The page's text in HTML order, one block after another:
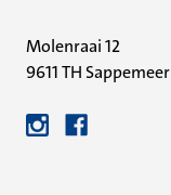
Molenraai 12
9611 TH Sappemeer